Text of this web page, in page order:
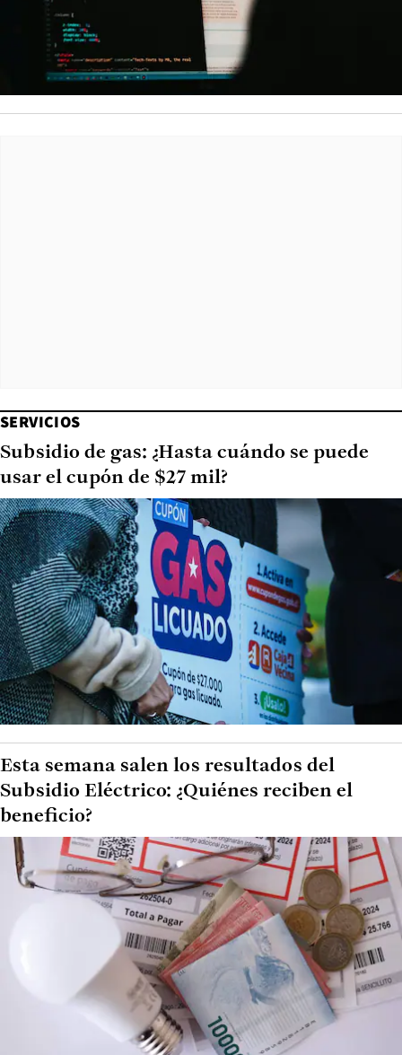
SERVICIOS
Subsidio de gas: ¿Hasta cuándo se puede
usar el cupón de $27 mil?
Esta semana salen los resultados del
Subsidio Eléctrico: ¿Quiénes reciben el
beneficio?